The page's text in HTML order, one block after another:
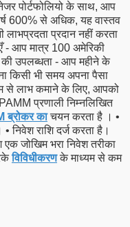
पोर्टफोलियो के साथ, आप
600% से अधिक, यह वास्तव
लाभप्रदता प्रदान नहीं करता
- आप मात्र 100 अमेरिकी
उपलब्धता - आप महीने के
किसी भी समय अपना पैसा
से लाभ कमाने के लिए, आपको
प्रणाली निम्नलिखित
ब्रोकर काचयन करता है । •
राशि दर्ज करता है।
जोखिम भरा निवेश तरीका
विविधीकरणके माध्यम से कम